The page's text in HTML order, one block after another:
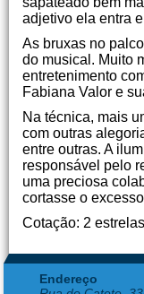
adjetivo ela entra
As bruxas no
do musical. Muito
entretenimento
Fabiana Valor e
Na técnica, mais
com outras
entre outras. A
responsável pelo
uma preciosa
cortasse o
Cotação: 2
Endereço